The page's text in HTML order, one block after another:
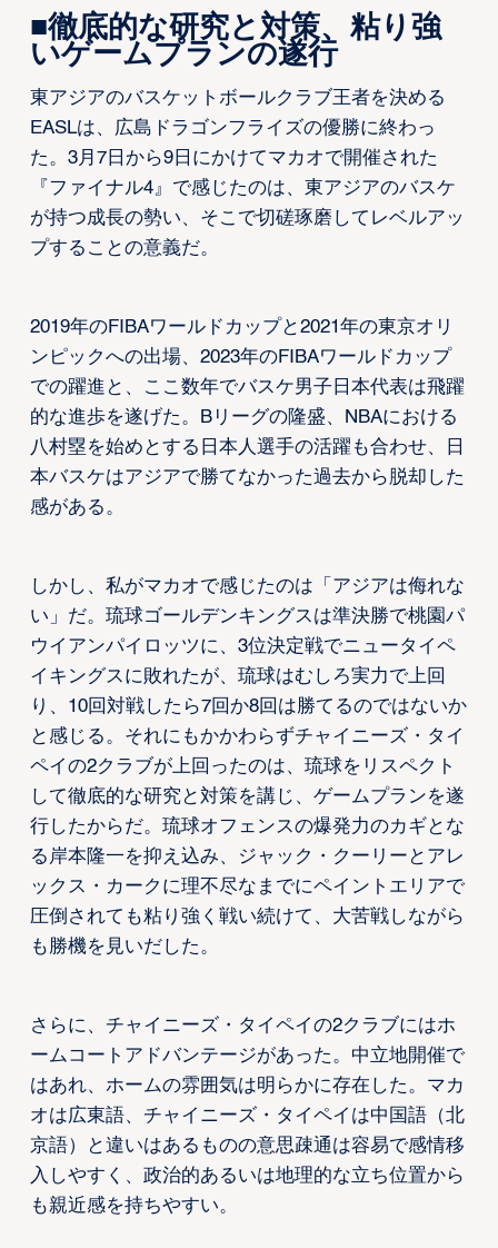
■徹底的な研究と対策、粘り強
いゲームプランの遂行
東アジアのバスケットボールクラブ王者を決める
EASLは、広島ドラゴンフライズの優勝に終わっ
た。3月7日から9日にかけてマカオで開催された
『ファイナル4』で感じたのは、東アジアのバスケ
が持つ成長の勢い、そこで切磋琢磨してレベルアッ
プすることの意義だ。
2019年のFIBAワールドカップと2021年の東京オリ
ンピックへの出場、2023年のFIBAワールドカップ
での躍進と、ここ数年でバスケ男子日本代表は飛躍
的な進歩を遂げた。Bリーグの隆盛、NBAにおける
八村塁を始めとする日本人選手の活躍も合わせ、日
本バスケはアジアで勝てなかった過去から脱却した
感がある。
しかし、私がマカオで感じたのは「アジアは侮れな
い」だ。琉球ゴールデンキングスは準決勝で桃園パ
ウイアンパイロッツに、3位決定戦でニュータイペ
イキングスに敗れたが、琉球はむしろ実力で上回
り、10回対戦したら7回か8回は勝てるのではないか
と感じる。それにもかかわらずチャイニーズ・タイ
ペイの2クラブが上回ったのは、琉球をリスペクト
して徹底的な研究と対策を講じ、ゲームプランを遂
行したからだ。琉球オフェンスの爆発力のカギとな
る岸本隆一を抑え込み、ジャック・クーリーとアレ
ックス・カークに理不尽なまでにペイントエリアで
圧倒されても粘り強く戦い続けて、大苦戦しながら
も勝機を見いだした。
さらに、チャイニーズ・タイペイの2クラブにはホ
ームコートアドバンテージがあった。中立地開催で
はあれ、ホームの雰囲気は明らかに存在した。マカ
オは広東語、チャイニーズ・タイペイは中国語（北
京語）と違いはあるものの意思疎通は容易で感情移
入しやすく、政治的あるいは地理的な立ち位置から
も親近感を持ちやすい。